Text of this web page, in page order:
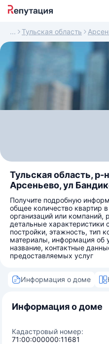
Тульская область
Тульская область, р-
Арсеньево, ул
Получите подробную
общее количество квартир
организаций или
детальные характеристики
постройки, этажность, тип
материалы, информация об
название, контактные
предоставляемых услуг
Информация о доме
Информация о доме
Кадастровый номер:
71:00:000000:11681